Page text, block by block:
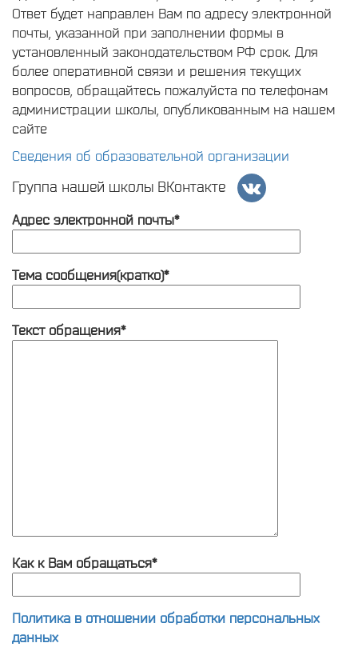
Ответ будет направлен Вам по адресу электронной
почты, указанной при заполнении формы в
установленный законодательством РФ срок. Для
более оперативной связи и решения текущих
вопросов, обращайтесь пожалуйста по телефонам
администрации школы, опубликованным на нашем
сайте
Сведения об образовательной организации
Группа нашей школы ВКонтакте
Адрес электронной почты*
Тема сообщения(кратко)*
Текст обращения*
Как к Вам обращаться*
Политика в отношении обработки персональных
данных